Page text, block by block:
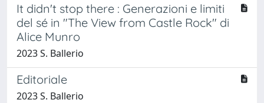
It didn't stop there : Generazioni e limiti
del sé in "The View from Castle Rock" di
Alice Munro
2023 S. Ballerio
Editoriale
2023 S. Ballerio